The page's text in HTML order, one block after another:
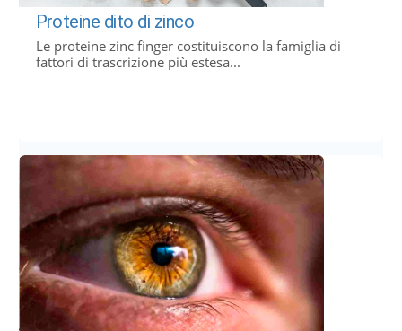
Proteine ​​dito di zinco
Le proteine ​​zinc finger costituiscono la famiglia di
fattori di trascrizione più estesa...